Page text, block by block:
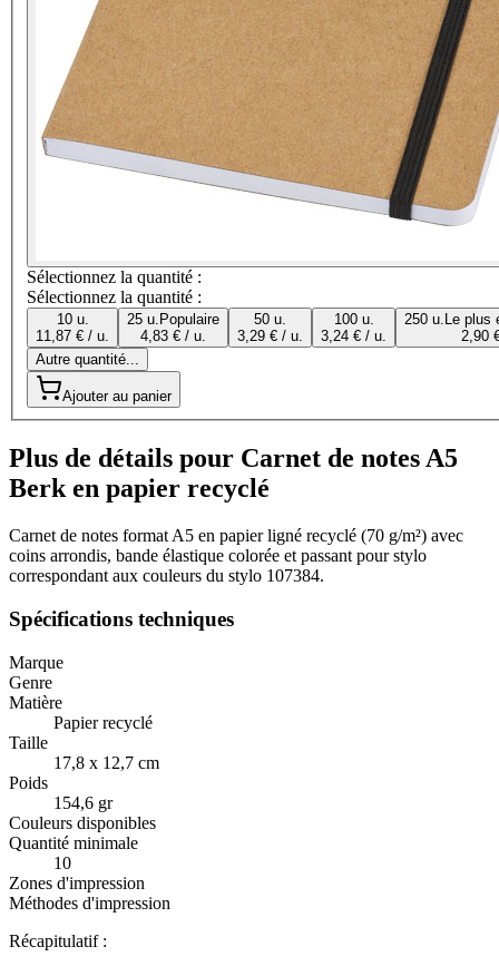
Sélectionnez la quantité :
Sélectionnez la quantité :
10 u.
11,87 € / u.
25 u. Populaire
4,83 € / u.
50 u.
3,29 € / u.
100 u.
3,24 € / u.
250 u. Le plus
2,90
Autre quantité...
Ajouter au panier
Plus de détails pour Carnet de notes A5
Berk en papier recyclé
Carnet de notes format A5 en papier ligné recyclé (70 g/m²) avec
coins arrondis, bande élastique colorée et passant pour stylo
correspondant aux couleurs du stylo 107384.
Spécifications techniques
Marque
Genre
Matière
Papier recyclé
Taille
17,8 x 12,7 cm
Poids
154,6 gr
Couleurs disponibles
Quantité minimale
10
Zones d'impression
Méthodes d'impression
Récapitulatif :